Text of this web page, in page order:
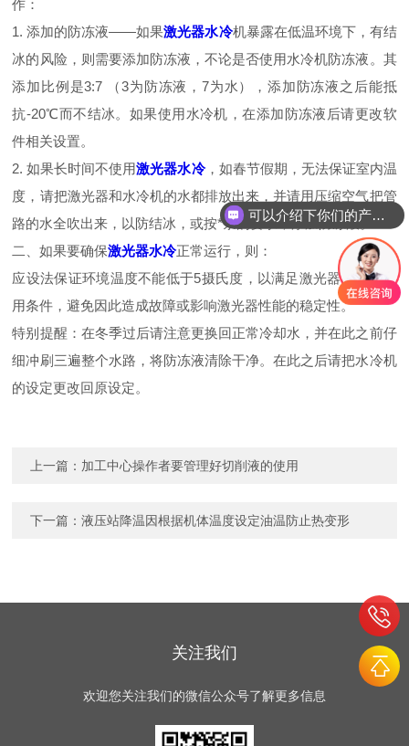
作：
1. 添加的防冻液——如果激光器水冷机暴露在低温环境下，有结
冰的风险，则需要添加防冻液，不论是否使用水冷机防冻液。其
添加比例是3:7 （3为防冻液，7为水），添加防冻液之后能抵
抗-20℃而不结冰。如果使用水冷机，在添加防冻液后请更改软
件相关设置。
2. 如果长时间不使用激光器水冷，如春节假期，无法保证室内温
度，请把激光器和水冷机的水都排放出来，并请用压缩空气把管
路的水全吹出来，以防结冰，或按*条的要求，添加防冻液。
二、如果要确保激光器水冷正常运行，则：
应设法保证环境温度不能低于5摄氏度，以满足激光器的正常使
用条件，避免因此造成故障或影响激光器性能的稳定性。
特别提醒：在冬季过后请注意更换回正常冷却水，并在此之前仔
细冲刷三遍整个水路，将防冻液清除干净。在此之后请把水冷机
的设定更改回原设定。
上一篇： 加工中心操作者要管理好切削液的使用
下一篇：液压站降温因根据机体温度设定油温防止热变形
关注我们
欢迎您关注我们的微信公众号了解更多信息
可以介绍下你们的产品么